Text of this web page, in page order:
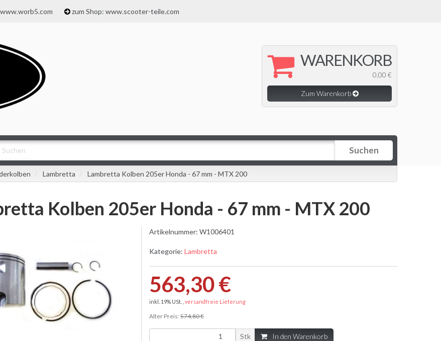
zum Shop: www.scooter-teile.com
WARENKORB
0,00 €
Zum Warenkorb
Suchen
Lambretta Lambretta Kolben 205er Honda - 67 mm - MTX 200
Kolben 205er Honda - 67 mm - MTX 200
Artikelnummer: W1006401
Kategorie: Lambretta
563,30 €
inkl. 19% USt. , versandfreie Lieferung
Alter Preis: 574,80 €
Stk In den Warenkorb